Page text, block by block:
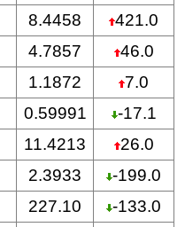
8.4458
421.0
4.7857
46.0
1.1872
7.0
0.59991
-17.1
11.4213
26.0
2.3933
-199.0
227.10
-133.0